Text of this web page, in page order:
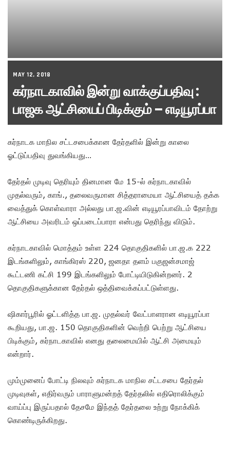
MAY 12, 2018
கர்நாடகாவில் இன்று வாக்குப்பதிவு :
பாஜக ஆட்சியைப் பிடிக்கும் – எடியூரப்பா
கர்நாடக மாநில சட்டசபைக்கான தேர்தளில் இன்று காலை
ஓட்டுப்பதிவு துவங்கியது…
தேர்தல் முடிவு தெரியும் தினமான மே 15-ல் கர்நாடகாவில்
முதல்வரும், காங்., தலைவருமான சித்தராமையா ஆட்சியைத் தக்க
வைத்துக் கொள்வாரா அல்லது பா.ஜ.வின் எடியூரப்பாவிடம் தோற்று
ஆட்சியை அவரிடம் ஒப்படைப்பாரா என்பது தெரிந்து விடும்.
கர்நாடகாவில் மொத்தம் உள்ள 224 தொகுதிகளில் பா.ஜ.க 222
இடங்களிலும், காங்கிரஸ் 220, ஜனதா தளம் பகுஜன்சமாஜ்
கூட்டணி கட்சி 199 இடங்களிலும் போட்டியிடுகின்றனர். 2
தொகுதிகளுக்கான தேர்தல் ஒத்திவைக்கப்பட்டுள்ளது.
ஷிகார்பூரில் ஓட்டளித்த பா.ஜ. முதல்வர் வேட்பாளரான எடியூரப்பா
கூறியது, பா.ஜ. 150 தொகுதிகளின் வெற்றி பெற்று ஆட்சியை
பிடிக்கும், கர்நாடகாவில் எனது தலைமையில் ஆட்சி அமையும்
என்றார்.
மும்முனைப் போட்டி நிலவும் கர்நாடக மாநில சட்டசபை தேர்தல்
முடிவுகள், எதிர்வரும் பாராளுமன்றத் தேர்தலில் எதிரொலிக்கும்
வாய்ப்பு இருப்பதால் தேசமே இந்தத் தேர்தலை உற்று நோக்கிக்
கொண்டிருக்கிறது.